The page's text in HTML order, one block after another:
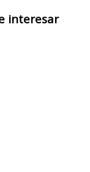
interesar